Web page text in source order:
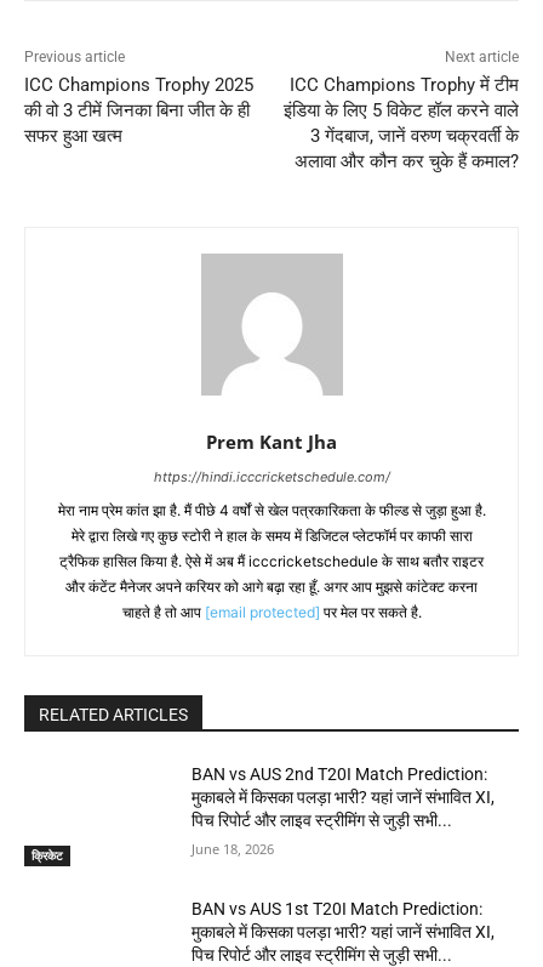
Previous article
ICC Champions Trophy 2025
की वो 3 टीमें जिनका बिना जीत के ही
सफर हुआ खत्म
Next article
ICC Champions Trophy में टीम
इंडिया के लिए 5 विकेट हॉल करने वाले
3 गेंदबाज, जानें वरुण चक्रवर्ती के
अलावा और कौन कर चुके हैं कमाल?
Prem Kant Jha
https://hindi.icccricketschedule.com/
मेरा नाम प्रेम कांत झा है. मैं पीछे 4 वर्षों से खेल पत्रकारिकता के फील्ड से जुड़ा हुआ है.
मेरे द्वारा लिखे गए कुछ स्टोरी ने हाल के समय में डिजिटल प्लेटफॉर्म पर काफी सारा
ट्रैफिक हासिल किया है. ऐसे में अब मैं icccricketschedule के साथ बतौर राइटर
और कंटेंट मैनेजर अपने करियर को आगे बढ़ा रहा हूँ. अगर आप मुझसे कांटेक्ट करना
चाहते है तो आप [email protected] पर मेल पर सकते है.
RELATED ARTICLES
क्रिकेट
BAN vs AUS 2nd T20I Match Prediction:
मुकाबले में किसका पलड़ा भारी? यहां जानें संभावित XI,
पिच रिपोर्ट और लाइव स्ट्रीमिंग से जुड़ी सभी...
June 18, 2026
BAN vs AUS 1st T20I Match Prediction:
मुकाबले में किसका पलड़ा भारी? यहां जानें संभावित XI,
पिच रिपोर्ट और लाइव स्ट्रीमिंग से जुड़ी सभी...